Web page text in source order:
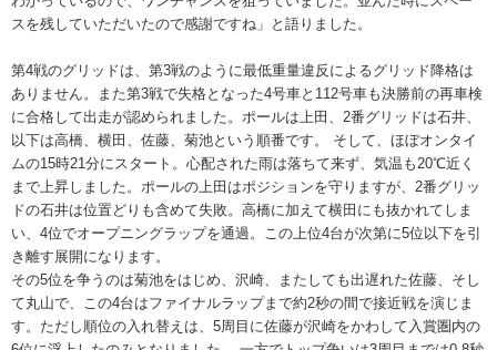
スを残していただいたので感謝ですね」と語りました。
第4戦のグリッドは、第3戦のように最低重量違反によるグリッド降格は
ありません。また第3戦で失格となった4号車と112号車も決勝前の再車検
に合格して出走が認められました。ポールは上田、2番グリッドは石井、
以下は高橋、横田、佐藤、菊池という順番です。 そして、ほぼオンタイ
ムの15時21分にスタート。心配された雨は落ちて来ず、気温も20℃近く
まで上昇しました。ポールの上田はポジションを守りますが、2番グリッ
ドの石井は位置どりも含めて失敗。高橋に加えて横田にも抜かれてしま
い、4位でオープニングラップを通過。この上位4台が次第に5位以下を引
き離す展開になります。
その5位を争うのは菊池をはじめ、沢崎、またしても出遅れた佐藤、そし
て丸山で、この4台はファイナルラップまで約2秒の間で接近戦を演じま
す。ただし順位の入れ替えは、5周目に佐藤が沢崎をかわして入賞圏内の